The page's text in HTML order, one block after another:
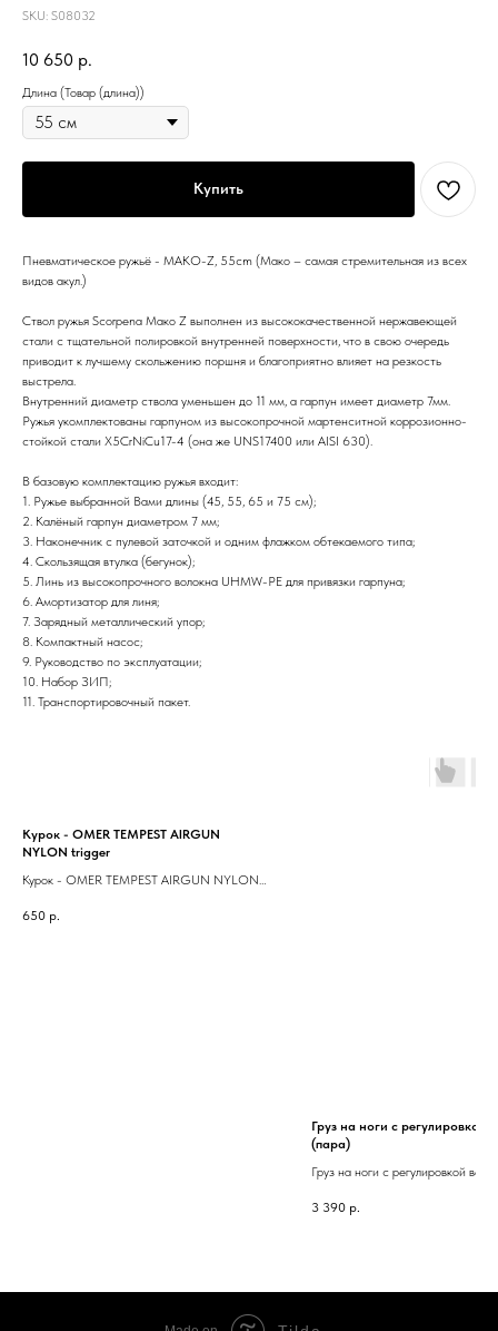
SKU: S08032
10 650 р.
Длина (Товар (длина))
Купить
Пневматическое ружьё - MAKO-Z, 55cm (Мако – самая стремительная из всех
видов акул.)
Ствол ружья Scorpena Мако Z выполнен из высококачественной нержавеющей
стали с тщательной полировкой внутренней поверхности, что в свою очередь
приводит к лучшему скольжению поршня и благоприятно влияет на резкость
выстрела.
Внутренний диаметр ствола уменьшен до 11 мм, а гарпун имеет диаметр 7мм.
Ружья укомплектованы гарпуном из высокопрочной мартенситной коррозионно-
стойкой стали X5CrNiCu17-4 (она же UNS17400 или AISI 630).
В базовую комплектацию ружья входит:
1. Ружье выбранной Вами длины (45, 55, 65 и 75 см);
2. Калёный гарпун диаметром 7 мм;
3. Наконечник с пулевой заточкой и одним флажком обтекаемого типа;
4. Скользящая втулка (бегунок);
5. Линь из высокопрочного волокна UHMW-PE для привязки гарпуна;
6. Амортизатор для линя;
7. Зарядный металлический упор;
8. Компактный насос;
9. Руководство по эксплуатации;
10. Набор ЗИП;
11. Транспортировочный пакет.
Курок - OMER TEMPEST AIRGUN
NYLON trigger
Курок - OMER TEMPEST AIRGUN NYLON
650 р.
Груз на ноги с регулировкой
(пара)
Груз на ноги с регулировкой веса
3 390 р.